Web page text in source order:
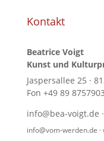
Kontakt
Beatrice Voigt
Kunst und
Jaspersallee 25 ·
Fon +49 89
info@bea-voigt.de ·
info@vom-werden.de ·